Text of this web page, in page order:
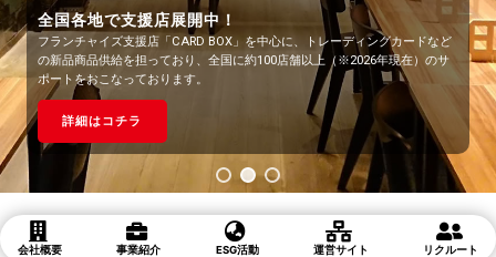
全国各地で支援店展開中！
フランチャイズ支援店「CARD BOX」を中心に、トレーディングカードなど
の新品商品供給を担っており、全国に約100店舗以上（※2026年現在）のサ
ポートをおこなっております。
詳細はコチラ
詳細はコチラ
会社概要 事業紹介 ESG活動 運営サイト リクルート